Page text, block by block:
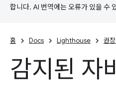
합니다. AI 번역에는 오류가 있을 수
홈 Docs Lighthouse 권
감지된 자